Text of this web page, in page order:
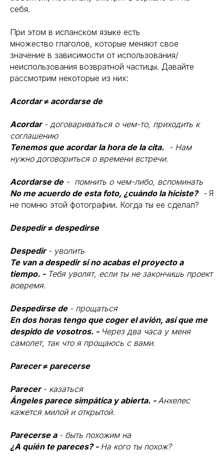
себя.
При этом в испанском языке есть
множество глаголов, которые меняют свое
значение в зависимости от использования/
неиспользования возвратной частицы. Давайте
рассмотрим некоторые из них:
Acordar ≠ acordarse de
Acordar - договариваться о чем-то, приходить к
соглашению
Tenemos que acordar la hora de la cita. - Нам
нужно договориться о времени встречи.
Acordarse de- помнить о чем-либо, вспоминать
No me acuerdo de esta foto, ¿cuándo la hiciste?- Я
не помню этой фотографии. Когда ты ее сделал?
Despedir ≠ despedirse
Despedir - уволить
Te van a despedir si no acabas el proyecto a
tiempo. - Тебя уволят, если ты не закончишь проект
вовремя.
Despedirse de - прощаться
En dos horas tengo que coger el avión, así que me
despido de vosotros. - Через два часа у меня
самолет, так что я прощаюсь с вами.
Parecer ≠ parecerse
Parecer - казаться
Ángeles parece simpática y abierta. -Анхелес
кажется милой и открытой.
Parecerse a - быть похожим на
¿A quién te pareces? - На кого ты похож?